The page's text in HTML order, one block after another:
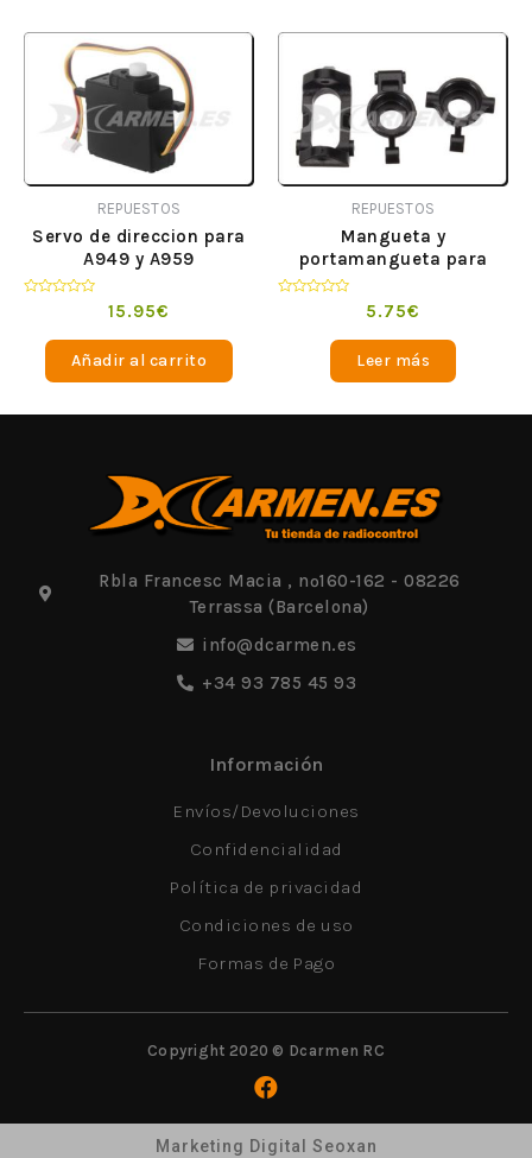
REPUESTOS
Servo de direccion para
A949 y A959
15.95€
Añadir al carrito
REPUESTOS
Mangueta y
portamangueta para
A959 y A949
5.75€
Leer más
Rbla Francesc Macia , nº160-162 - 08226
Terrassa (Barcelona)
info@dcarmen.es
+34 93 785 45 93
Información
Envíos/Devoluciones
Confidencialidad
Política de privacidad
Condiciones de uso
Formas de Pago
Copyright 2020 © Dcarmen RC
Marketing Digital Seoxan